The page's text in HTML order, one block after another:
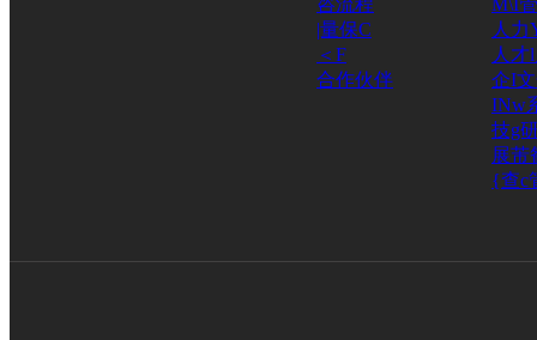
咨流程
|量保C
＜F
合作伙伴
M\I
人力
人才
企I
INw
技g
展芾
{查c